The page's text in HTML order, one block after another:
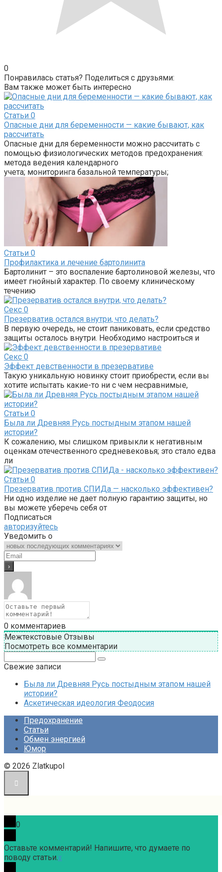
0
Понравилась статья? Поделиться с друзьями:
Вам также может быть интересно
Статьи 0
Опасные дни для беременности — какие бывают, как
рассчитать
Опасные дни для беременности можно рассчитать с
помощью физиологических методов предохранения:
метода ведения календарного
учета; мониторинга базальной температуры;
Статьи 0
Профилактика и лечение бартолинита
Бартолинит – это воспаление бартолиновой железы, что
имеет гнойный характер. По своему клиническому
течению
Секс 0
Презерватив остался внутри, что делать?
В первую очередь, не стоит паниковать, если средство
защиты осталось внутри. Необходимо настроиться и
Секс 0
Эффект девственности в презервативе
Такую уникальную новинку стоит приобрести, если вы
хотите испытать какие-то ни с чем несравнимые,
Статьи 0
Была ли Древняя Русь постыдным этапом нашей
истории?
К сожалению, мы слишком привыкли к негативным
оценкам отечественного средневековья; это стало едва
ли
Статьи 0
Презерватив против СПИДа — насколько эффективен?
Ни одно изделие не дает полную гарантию защиты, но
вы можете уберечь себя от
Подписаться
авторизуйтесь
Уведомить о
0 комментариев
Межтекстовые Отзывы
Посмотреть все комментарии
Свежие записи
Была ли Древняя Русь постыдным этапом нашей
истории?
Аскетическая идеология Феодосия
Предохранение
Статьи
Обмен энергией
Юмор
© 2026 Zlatkupol
0
Оставьте комментарий! Напишите, что думаете по
поводу статьи.x